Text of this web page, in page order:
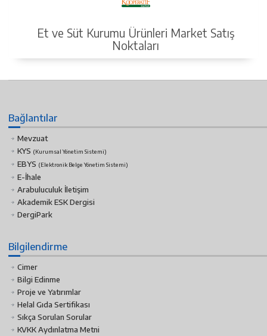
Et ve Süt Kurumu Ürünleri Market Satış
Noktaları
Bağlantılar
Mevzuat
KYS (Kurumsal Yönetim Sistemi)
EBYS (Elektronik Belge Yönetim Sistemi)
E-İhale
Arabuluculuk İletişim
Akademik ESK Dergisi
DergiPark
Bilgilendirme
Cimer
Bilgi Edinme
Proje ve Yatırımlar
Helal Gıda Sertifikası
Sıkça Sorulan Sorular
KVKK Aydınlatma Metni